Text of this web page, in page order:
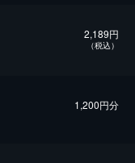
2,189円
（税込）
1,200円分